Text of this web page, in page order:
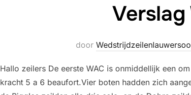
door
Hallo zeilers De eerste WAC is onmiddellijk een
kracht 5 a 6 beaufort.Vier boten hadden zich